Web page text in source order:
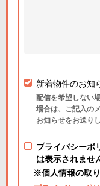
新着物件のお知
配信を希望しない
場合は、ご記入の
お知らせをお送り
プライバシーポ
は表示されませ
※個人情報の取り